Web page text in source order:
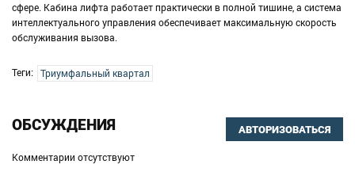
сфере. Кабина лифта работает практически в полной тишине, а система
интеллектуального управления обеспечивает максимальную скорость
обслуживания вызова.
Теги: Триумфальный квартал
ОБСУЖДЕНИЯ АВТОРИЗОВАТЬСЯ
Комментарии отсутствуют